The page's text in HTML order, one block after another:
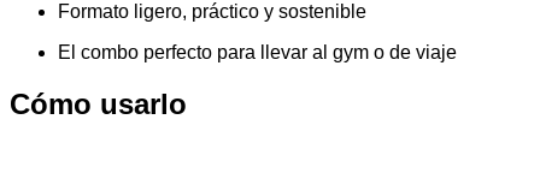
Formato ligero, práctico y sostenible
El combo perfecto para llevar al gym o de viaje
Cómo usarlo